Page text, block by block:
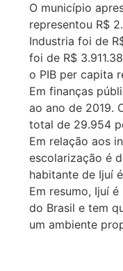
O município
representou R$
Industria foi de
foi de R$
o PIB per capita
Em finanças
ao ano de 2019.
total de 29.954
Em relação aos
escolarização é
habitante de Ijuí
Em resumo, Ijuí
do Brasil e tem
um ambiente